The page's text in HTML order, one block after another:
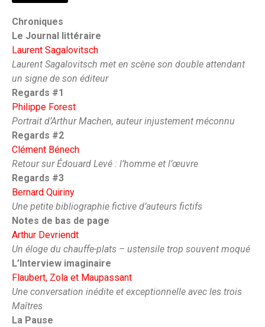
Chroniques
Le Journal littéraire
Laurent Sagalovitsch
Laurent Sagalovitsch met en scène son double attendant
un signe de son éditeur
Regards #1
Philippe Forest
Portrait d’Arthur Machen, auteur injustement méconnu
Regards #2
Clément Bénech
Retour sur Édouard Levé : l’homme et l’œuvre
Regards #3
Bernard Quiriny
Une petite bibliographie fictive d’auteurs fictifs
Notes de bas de page
Arthur Devriendt
Un éloge du chauffe-plats – ustensile trop souvent moqué
L’Interview imaginaire
Flaubert, Zola et Maupassant
Une conversation inédite et exceptionnelle avec les trois
Maîtres
La Pause